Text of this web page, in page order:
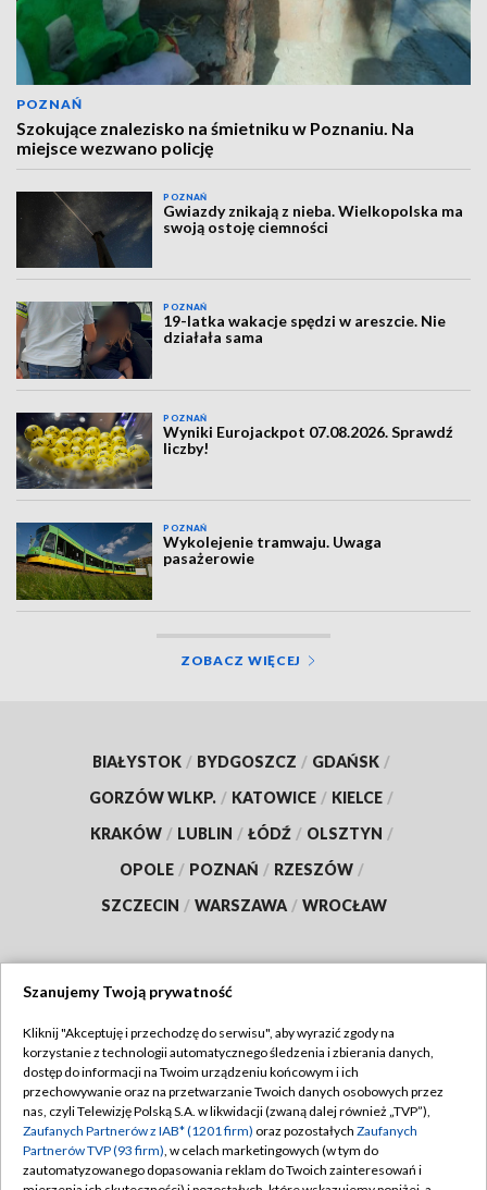
POZNAŃ
Szokujące znalezisko na śmietniku w Poznaniu. Na
miejsce wezwano policję
POZNAŃ
Gwiazdy znikają z nieba. Wielkopolska ma
swoją ostoję ciemności
POZNAŃ
19-latka wakacje spędzi w areszcie. Nie
działała sama
POZNAŃ
Wyniki Eurojackpot 07.08.2026. Sprawdź
liczby!
POZNAŃ
Wykolejenie tramwaju. Uwaga
pasażerowie
ZOBACZ WIĘCEJ
BIAŁYSTOK / BYDGOSZCZ / GDAŃSK /
GORZÓW WLKP. / KATOWICE / KIELCE /
KRAKÓW / LUBLIN / ŁÓDŹ / OLSZTYN /
OPOLE / POZNAŃ / RZESZÓW /
SZCZECIN / WARSZAWA / WROCŁAW
TVP
Abonament TVP
Emisja w TVP
Centrum informacji TVP
Regulamin TVP
Polityka prywatności
Moje zgody
Szanujemy Twoją prywatność
Kliknij "Akceptuję i przechodzę do serwisu", aby wyrazić zgody na
korzystanie z technologii automatycznego śledzenia i zbierania danych,
dostęp do informacji na Twoim urządzeniu końcowym i ich
przechowywanie oraz na przetwarzanie Twoich danych osobowych przez
nas, czyli Telewizję Polską S.A. w likwidacji (zwaną dalej również „TVP”),
Zaufanych Partnerów z IAB* (1201 firm) oraz pozostałych Zaufanych
Partnerów TVP (93 firm), w celach marketingowych (w tym do
zautomatyzowanego dopasowania reklam do Twoich zainteresowań i